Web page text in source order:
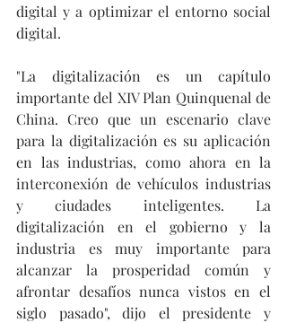
digital y a optimizar el entorno social
digital.
"La digitalización es un capítulo
importante del XIV Plan Quinquenal de
China. Creo que un escenario clave
para la digitalización es su aplicación
en las industrias, como ahora en la
interconexión de vehículos industrias
y ciudades inteligentes. La
digitalización en el gobierno y la
industria es muy importante para
alcanzar la prosperidad común y
afrontar desafíos nunca vistos en el
siglo pasado", dijo el presidente y